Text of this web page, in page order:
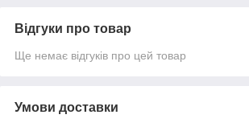
Відгуки про товар
Ще немає відгуків про цей товар
Умови доставки